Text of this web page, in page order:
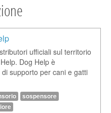
ufficiali sul territorio
Dog Help è
supporto per cani e gatti
sospensore